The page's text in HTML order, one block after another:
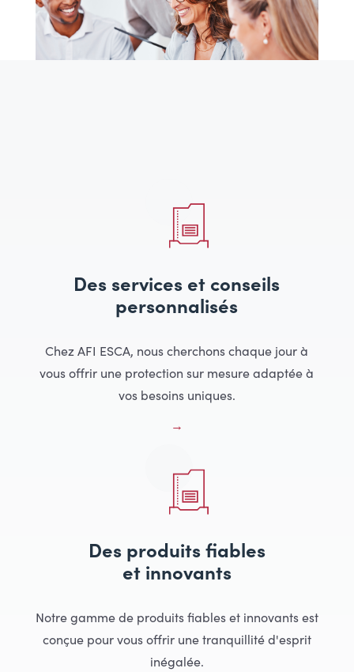
Des services et conseils
personnalisés
Chez AFI ESCA, nous cherchons chaque jour à
vous offrir une protection sur mesure adaptée à
vos besoins uniques.
Des produits fiables
et innovants
Notre gamme de produits fiables et innovants est
conçue pour vous offrir une tranquillité d'esprit
inégalée.